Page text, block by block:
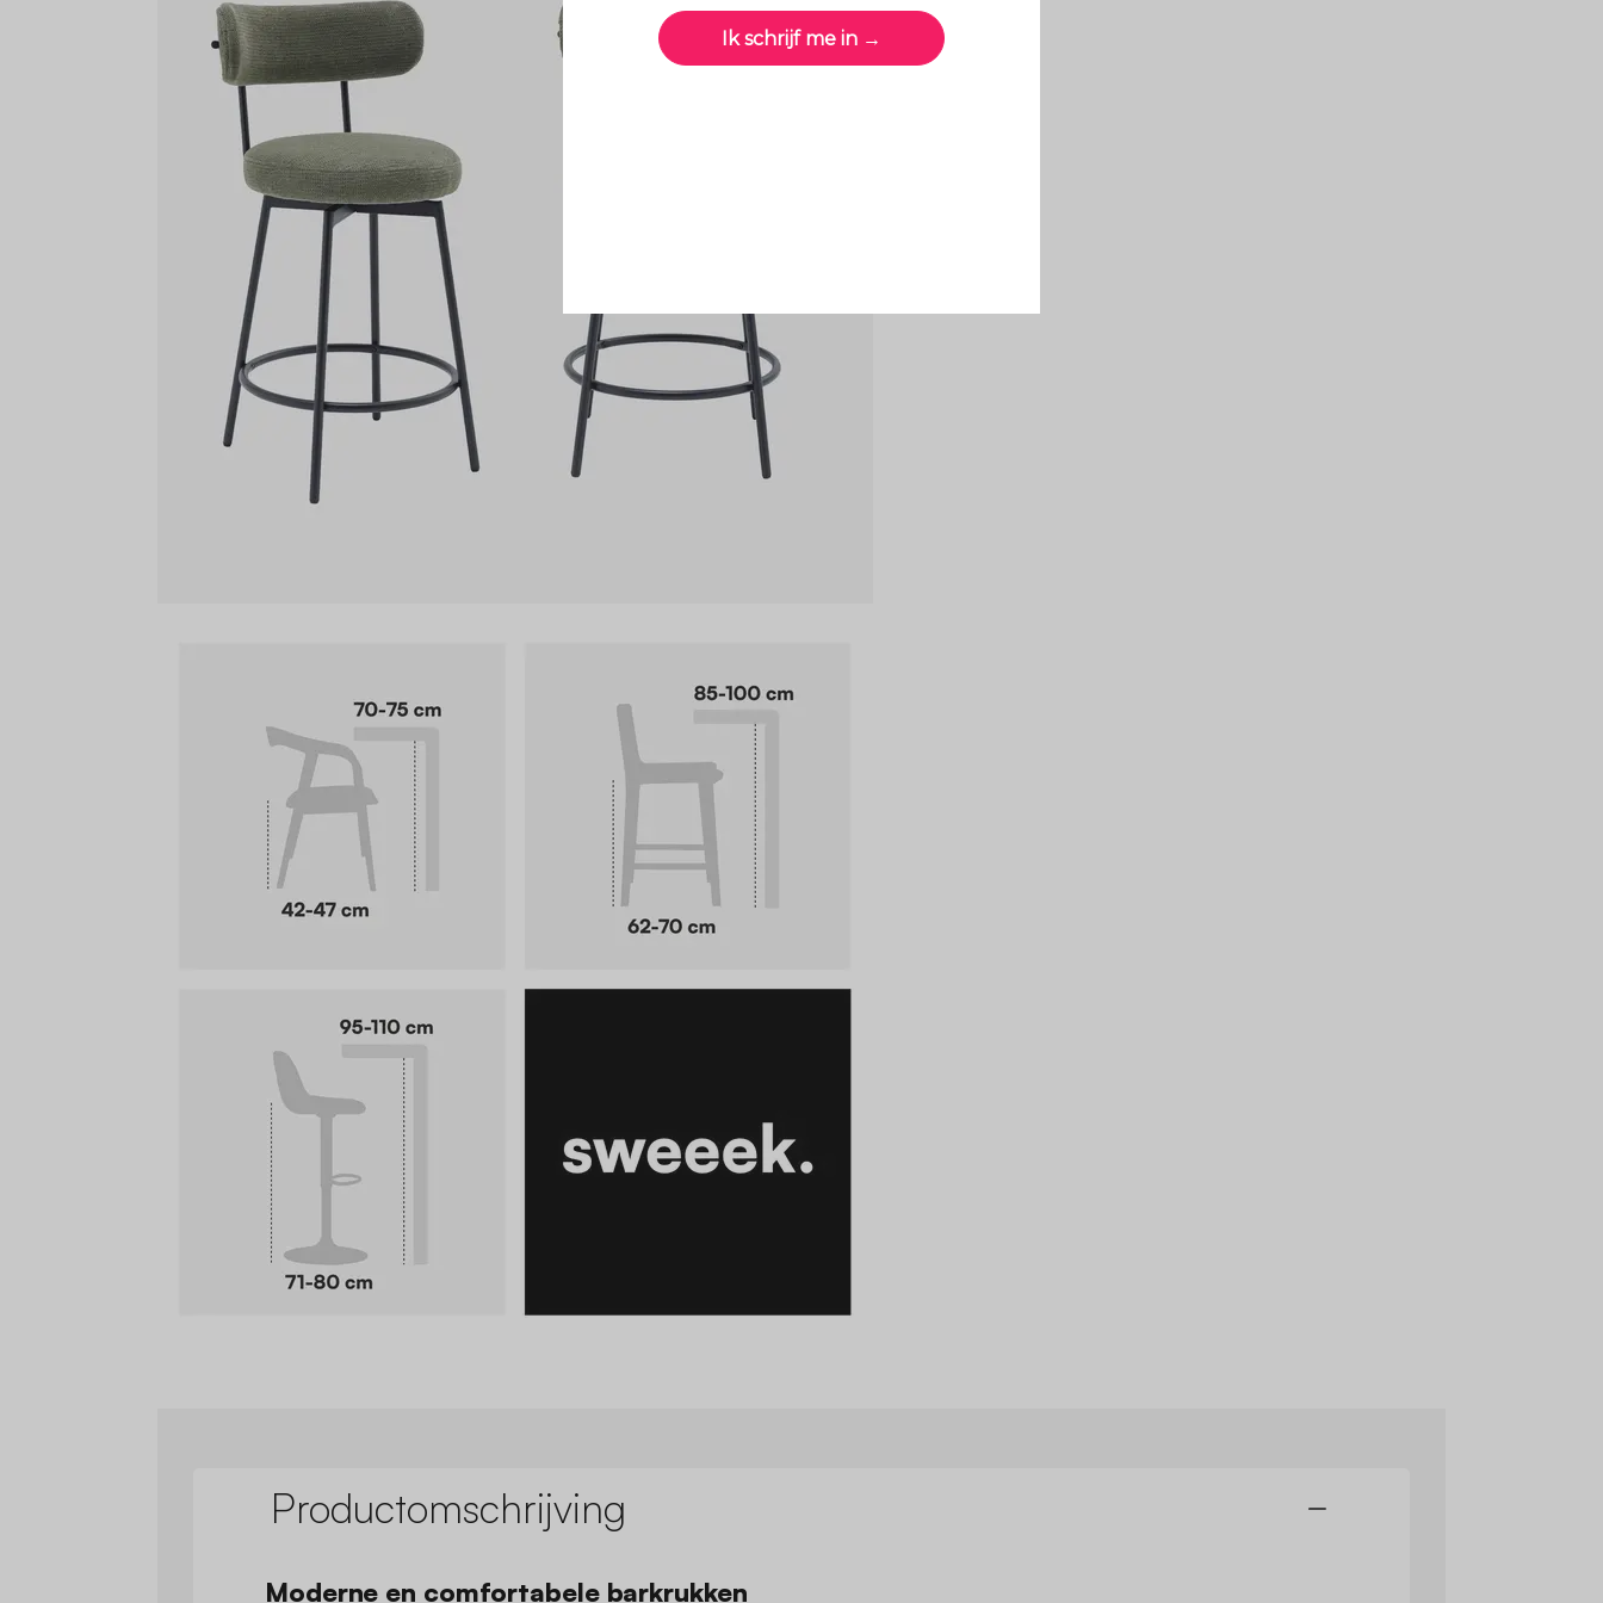
Productomschrijving
Moderne en comfortabele barkrukken